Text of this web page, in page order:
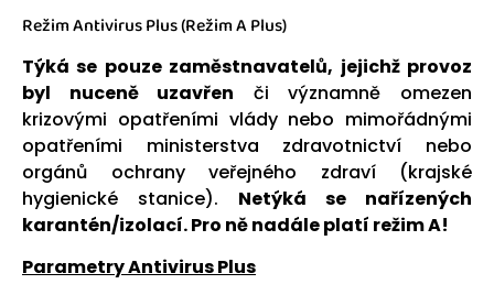
Režim Antivirus Plus (Režim A Plus)
Týká se pouze zaměstnavatelů, jejichž provoz
byl nuceně uzavřen či významně omezen
krizovými opatřeními vlády nebo mimořádnými
opatřeními ministerstva zdravotnictví nebo
orgánů ochrany veřejného zdraví (krajské
hygienické stanice). Netýká se nařízených
karantén/izolací. Pro ně nadále platí režim A!
Parametry Antivirus Plus